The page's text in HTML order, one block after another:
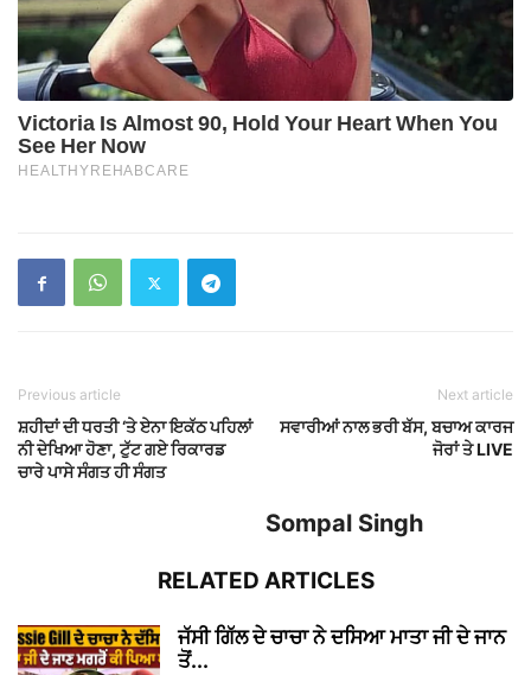
Previous article
ਸ਼ਹੀਦਾਂ ਦੀ ਧਰਤੀ ‘ਤੇ ਏਨਾ ਇਕੱਠ ਪਹਿਲਾਂ
ਨੀ ਦੇਖਿਆ ਹੋਣਾ, ਟੁੱਟ ਗਏ ਰਿਕਾਰਡ
ਚਾਰੇ ਪਾਸੇ ਸੰਗਤ ਹੀ ਸੰਗਤ
Next article
ਸਵਾਰੀਆਂ ਨਾਲ ਭਰੀ ਬੱਸ, ਬਚਾਅ ਕਾਰਜ
ਜੋਰਾਂ ਤੇ LIVE
Sompal Singh
RELATED ARTICLES
ਜੱਸੀ ਗਿੱਲ ਦੇ ਚਾਚਾ ਨੇ ਦਸਿਆ ਮਾਤਾ ਜੀ ਦੇ ਜਾਨ
ਤੋਂ...